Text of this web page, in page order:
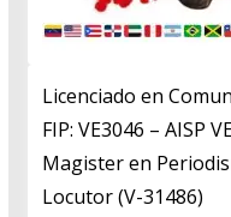
Licenciado en
FIP: VE3046 – AISP
​Magister en
​Locutor (V-31486)